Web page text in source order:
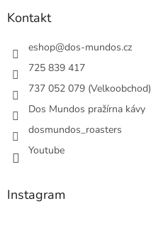
Kontakt
eshop@dos-mundos.cz
725 839 417
737 052 079 (Velkoobchod)
Dos Mundos pražírna kávy
dosmundos_roasters
Youtube
Instagram